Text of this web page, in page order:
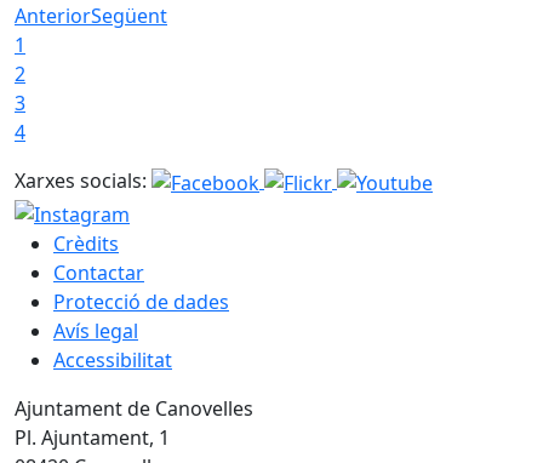
AnteriorSegüent
1
2
3
4
Xarxes socials:
Crèdits
Contactar
Protecció de dades
Avís legal
Accessibilitat
Ajuntament de Canovelles
Pl. Ajuntament, 1